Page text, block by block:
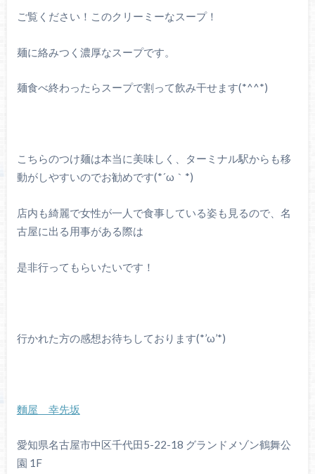
ご覧ください！このクリーミーなスープ！
麺に絡みつく濃厚なスープです。
麺食べ終わったらスープで割って飲み干せます(*^^*)
こちらのつけ麺は本当に美味しく、ターミナル駅からも移
動がしやすいのでお勧めです(*´ω｀*)
店内も綺麗で女性が一人で食事している姿も見るので、名
古屋に出る用事がある際は
是非行ってもらいたいです！
行かれた方の感想お待ちしております(*’ω’*)
麵屋 幸先坂
愛知県名古屋市中区千代田5-22-18 グランドメゾン鶴舞公
園 1F